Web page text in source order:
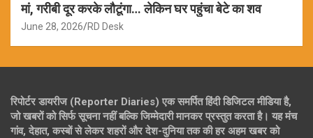
मां, गरीबी दूर करके लौटूंगा… लेकिन घर पहुंचा बेटे का शव
June 28, 2026 RD Desk
रिपोर्टर डायरीज (Reporter Diaries) एक समर्पित हिंदी डिजिटल मीडिया है,
जो खबरों को सिर्फ सूचना नहीं बल्कि जिम्मेदारी मानकर प्रस्तुत करता है। यह मंच
गांव, देहात, कस्बों से लेकर शहरों और देश-दुनिया तक की हर अहम खबर को